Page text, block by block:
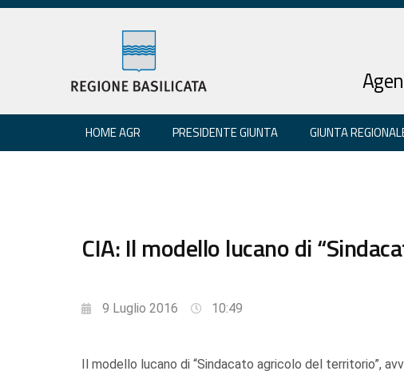
HOME AGR PRESIDENTE GIUNTA GIUNTA
CIA: Il modello lucano di
9 Luglio 2016 10:49
Il modello lucano di “Sindacato agricolo del territorio”,